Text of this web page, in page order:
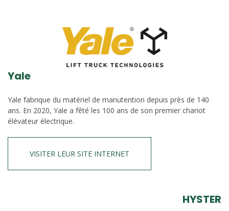
Yale
Yale fabrique du matériel de manutention depuis près de 140
ans. En 2020, Yale a fêté les 100 ans de son premier chariot
élévateur électrique.
VISITER LEUR SITE INTERNET
HYSTER